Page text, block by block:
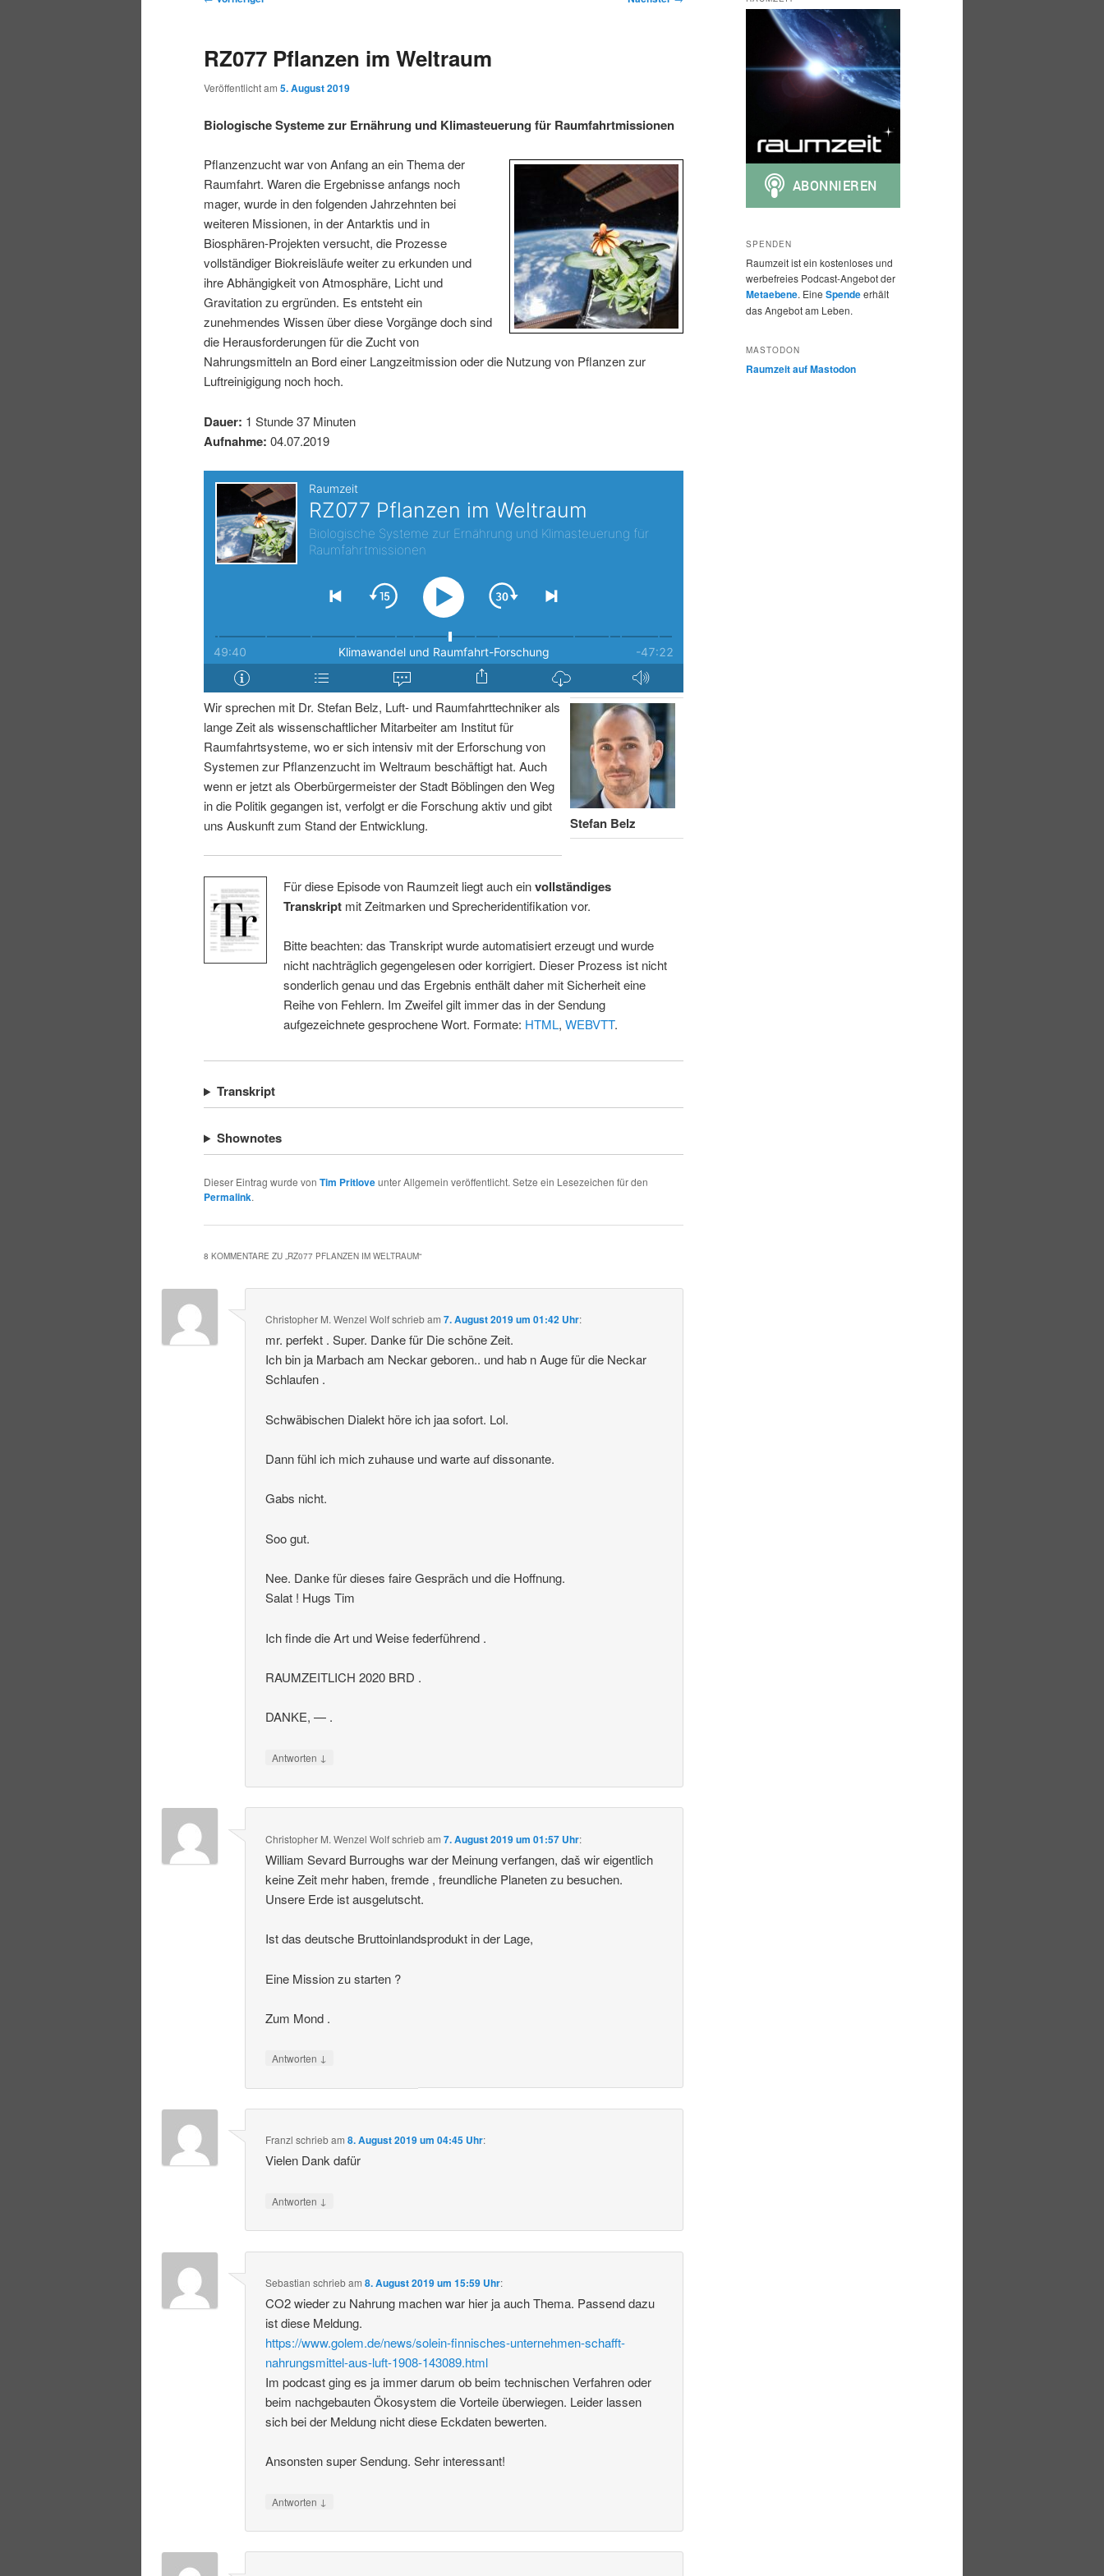
p
m
ä
r
e
n
I
n
h
a
l
s
r
i
n
g
e
n
s
u
n
d
ä
r
e
n
I
n
h
l
s
p
r
i
n
g
e
t
a
s
a
v
i
g
a
t
i
o
n
RZ077 Pflanzen im Weltraum
Veröffentlicht am 5. August 2019
Biologische Systeme zur Ernährung und Klimasteuerung für Raumfahrtmissionen
Pflanzenzucht war von Anfang an ein Thema der
Raumfahrt. Waren die Ergebnisse anfangs noch
mager, wurde in den folgenden Jahrzehnten bei
weiteren Missionen, in der Antarktis und in
Biosphären-Projekten versucht, die Prozesse
vollständiger Biokreisläufe weiter zu erkunden und
ihre Abhängigkeit von Atmosphäre, Licht und
Gravitation zu ergründen. Es entsteht ein
zunehmendes Wissen über diese Vorgänge doch sind
die Herausforderungen für die Zucht von
Nahrungsmitteln an Bord einer Langzeitmission oder die Nutzung von Pflanzen zur
Luftreinigigung noch hoch.
Dauer: 1 Stunde 37 Minuten
Aufnahme: 04.07.2019
Stefan Belz
Wir sprechen mit Dr. Stefan Belz, Luft- und Raumfahrttechniker als
lange Zeit als wissenschaftlicher Mitarbeiter am Institut für
Raumfahrtsysteme, wo er sich intensiv mit der Erforschung von
Systemen zur Pflanzenzucht im Weltraum beschäftigt hat. Auch
wenn er jetzt als Oberbürgermeister der Stadt Böblingen den Weg
in die Politik gegangen ist, verfolgt er die Forschung aktiv und gibt
uns Auskunft zum Stand der Entwicklung.
Für diese Episode von Raumzeit liegt auch einvollständiges
Transkriptmit Zeitmarken und Sprecheridentifikation vor.
Bitte beachten: das Transkript wurde automatisiert erzeugt und wurde
nicht nachträglich gegengelesen oder korrigiert. Dieser Prozess ist nicht
sonderlich genau und das Ergebnis enthält daher mit Sicherheit eine
Reihe von Fehlern. Im Zweifel gilt immer das in der Sendung
aufgezeichnete gesprochene Wort. Formate: HTML, WEBVTT.
Transkript
Shownotes
Dieser Eintrag wurde von Tim Pritloveunter Allgemein veröffentlicht. Setze ein Lesezeichen für den
Permalink.
8 KOMMENTARE ZU „RZ077 PFLANZEN IM WELTRAUM“
Christopher M. Wenzel Wolfschriebam7. August 2019 um 01:42 Uhr:
mr. perfekt . Super. Danke für Die schöne Zeit.
Ich bin ja Marbach am Neckar geboren.. und hab n Auge für die Neckar
Schlaufen .
Schwäbischen Dialekt höre ich jaa sofort. Lol.
Dann fühl ich mich zuhause und warte auf dissonante.
Gabs nicht.
Soo gut.
Nee. Danke für dieses faire Gespräch und die Hoffnung.
Salat ! Hugs Tim
Ich finde die Art und Weise federführend .
RAUMZEITLICH 2020 BRD .
DANKE, — .
Antworten ↓
Christopher M. Wenzel Wolfschriebam7. August 2019 um 01:57 Uhr:
William Sevard Burroughs war der Meinung verfangen, daš wir eigentlich
keine Zeit mehr haben, fremde , freundliche Planeten zu besuchen.
Unsere Erde ist ausgelutscht.
Ist das deutsche Bruttoinlandsprodukt in der Lage,
Eine Mission zu starten ?
Zum Mond .
Antworten ↓
Franzl schriebam8. August 2019 um 04:45 Uhr:
Vielen Dank dafür
Antworten ↓
Sebastian schriebam8. August 2019 um 15:59 Uhr:
CO2 wieder zu Nahrung machen war hier ja auch Thema. Passend dazu
ist diese Meldung.
https://www.golem.de/news/solein-finnisches-unternehmen-schafft-
nahrungsmittel-aus-luft-1908-143089.html
Im podcast ging es ja immer darum ob beim technischen Verfahren oder
beim nachgebauten Ökosystem die Vorteile überwiegen. Leider lassen
sich bei der Meldung nicht diese Eckdaten bewerten.
Ansonsten super Sendung. Sehr interessant!
Antworten ↓
SPENDEN
Raumzeit ist ein kostenloses und
werbefreies Podcast-Angebot der
Metaebene. Eine Spendeerhält
das Angebot am Leben.
MASTODON
Raumzeit auf Mastodon